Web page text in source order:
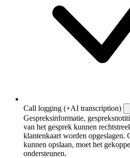
Call logging (+AI transcription)
Gespreksinformatie,
van het gesprek kunnen
klantenkaart worden opgeslagen.
kunnen opslaan, moet het
ondersteunen.